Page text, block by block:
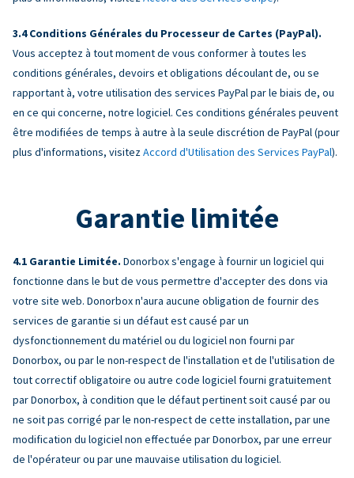
Conditions Générales du Processeur de Cartes (PayPal).
Vous acceptez à tout moment de vous conformer à toutes les
conditions générales, devoirs et obligations découlant de, ou se
rapportant à, votre utilisation des services PayPal par le biais de, ou
en ce qui concerne, notre logiciel. Ces conditions générales peuvent
être modifiées de temps à autre à la seule discrétion de PayPal (pour
plus d'informations, visitez Accord d'Utilisation des Services PayPal).
Garantie limitée
Garantie Limitée. Donorbox s'engage à fournir un logiciel qui
fonctionne dans le but de vous permettre d'accepter des dons via
votre site web. Donorbox n'aura aucune obligation de fournir des
services de garantie si un défaut est causé par un
dysfonctionnement du matériel ou du logiciel non fourni par
Donorbox, ou par le non-respect de l'installation et de l'utilisation de
tout correctif obligatoire ou autre code logiciel fourni gratuitement
par Donorbox, à condition que le défaut pertinent soit causé par ou
ne soit pas corrigé par le non-respect de cette installation, par une
modification du logiciel non effectuée par Donorbox, par une erreur
de l'opérateur ou par une mauvaise utilisation du logiciel.